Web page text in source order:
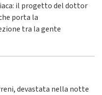
il progetto del dottor
porta la
tra la gente
devastata nella notte